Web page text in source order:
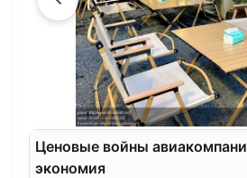
Ценовые войны
экономия